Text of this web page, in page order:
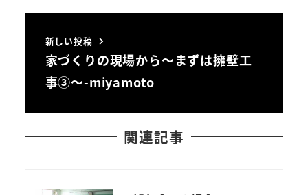
新しい投稿
家づくりの現場から～まずは擁壁工
事③～-miyamoto
関連記事